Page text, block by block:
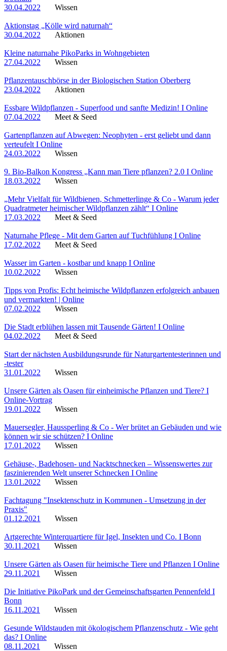
30.04.2022
Wissen
Aktionstag „Kölle wird naturnah“
30.04.2022
Aktionen
Kleine naturnahe PikoParks in Wohngebieten
27.04.2022
Wissen
Pflanzentauschbörse in der Biologischen Station Oberberg
23.04.2022
Aktionen
Essbare Wildpflanzen - Superfood und sanfte Medizin! I Online
07.04.2022
Meet & Seed
Gartenpflanzen auf Abwegen: Neophyten - erst geliebt und dann
verteufelt I Online
24.03.2022
Wissen
9. Bio-Balkon Kongress „Kann man Tiere pflanzen? 2.0 I Online
18.03.2022
Wissen
„Mehr Vielfalt für Wildbienen, Schmetterlinge & Co - Warum jeder
Quadratmeter heimischer Wildpflanzen zählt“ I Online
17.03.2022
Meet & Seed
Naturnahe Pflege - Mit dem Garten auf Tuchfühlung I Online
17.02.2022
Meet & Seed
Wasser im Garten - kostbar und knapp I Online
10.02.2022
Wissen
Tipps von Profis: Echt heimische Wildpflanzen erfolgreich anbauen
und vermarkten! | Online
07.02.2022
Wissen
Die Stadt erblühen lassen mit Tausende Gärten! I Online
04.02.2022
Meet & Seed
Start der nächsten Ausbildungsrunde für Naturgartentesterinnen und
-tester
31.01.2022
Wissen
Unsere Gärten als Oasen für einheimische Pflanzen und Tiere? I
Online-Vortrag
19.01.2022
Wissen
Mauersegler, Haussperling & Co - Wer brütet an Gebäuden und wie
können wir sie schützen? I Online
17.01.2022
Wissen
Gehäuse-, Badehosen- und Nacktschnecken – Wissenswertes zur
faszinierenden Welt unserer Schnecken I Online
13.01.2022
Wissen
Fachtagung "Insektenschutz in Kommunen - Umsetzung in der
Praxis"
01.12.2021
Wissen
Artgerechte Winterquartiere für Igel, Insekten und Co. I Bonn
30.11.2021
Wissen
Unsere Gärten als Oasen für heimische Tiere und Pflanzen I Online
29.11.2021
Wissen
Die Initiative PikoPark und der Gemeinschaftsgarten Pennenfeld I
Bonn
16.11.2021
Wissen
Gesunde Wildstauden mit ökologischem Pflanzenschutz - Wie geht
das? I Online
08.11.2021
Wissen